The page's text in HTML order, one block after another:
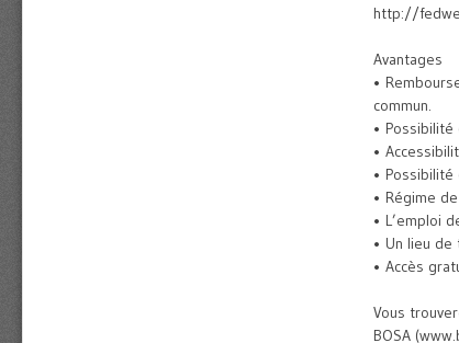
http://
Avantages
•
commun.
•
•
• Possibilité
• Régime
• L’emploi
• Un lieu
• Accès
Vous
BOSA